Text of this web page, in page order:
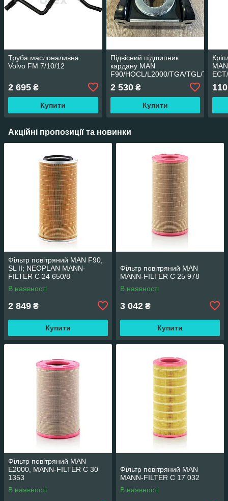
Труба маслоналивна
Volvo FM 7/10/12
2 695 ₴
Купити
Підвісний підшипник
кардану MAN
F90/HOCL/L2000/TGA/TGL/TGM/
2 530₴
Купити
MAN
110
Акційні пропозиції та новинки
Фільтр повітряний MAN F90,
SL II; NEOPLAN MANN-
FILTER C 24 650/8
В наявності
2 849 ₴
Купити
Фільтр повітряний MAN
MANN-FILTER C 25 978
В наявності
3 042 ₴
Купити
Фільтр повітряний MAN
E2000, MANN-FILTER C 30
1353
В наявності
Фільтр повітряний MAN
MANN-FILTER C 17 032
В наявності